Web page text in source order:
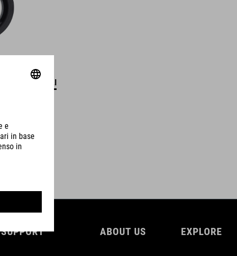
DETTAGLI
SUPPORT ABOUT US EXPLORE